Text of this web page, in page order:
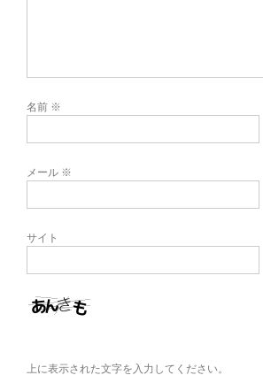
名前 ※
メール ※
サイト
上に表示された文字を入力してください。